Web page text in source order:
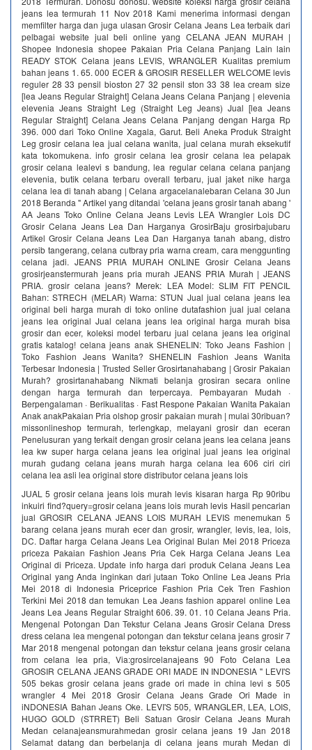
jeans lea termurah 11 Nov 2018 Kami menerima informasi dengan
memfilter harga dan juga ulasan Grosir Celana Jeans Lea terbaik dari
pelbagai website jual beli online yang CELANA JEAN MURAH |
Shopee Indonesia shopee Pakaian Pria Celana Panjang Lain lain
READY STOK Celana jeans LEVIS, WRANGLER Kualitas premium
bahan jeans 1. 65. 000 ECER & GROSIR RESELLER WELCOME levis
reguler 28 33 pensil bioston 27 32 pensil ston 33 38 lea cream size
[lea Jeans Regular Straight] Celana Jeans Celana Panjang | elevenia
elevenia Jeans Straight Leg (Straight Leg Jeans) Jual [lea Jeans
Regular Straight] Celana Jeans Celana Panjang dengan Harga Rp
396. 000 dari Toko Online Xagala, Garut. Beli Aneka Produk Straight
Leg grosir celana lea jual celana wanita, jual celana murah eksekutif
kata tokomukena. info grosir celana lea grosir celana lea pelapak
grosir celana lealevi s bandung, lea regular celana celana panjang
elevenia, butik celana terbaru overall terbaru, jual jaket nike harga
celana lea di tanah abang | Celana argacelanalebaran Celana 30 Jun
2018 Beranda " Artikel yang ditandai 'celana jeans grosir tanah abang '
AA Jeans Toko Online Celana Jeans Levis LEA Wrangler Lois DC
Grosir Celana Jeans Lea Dan Harganya GrosirBaju grosirbajubaru
Artikel Grosir Celana Jeans Lea Dan Harganya tanah abang, distro
persib tangerang, celana cutbray pria warna cream, cara menggunting
celana jadi. JEANS PRIA MURAH ONLINE Grosir Celana Jeans
grosirjeanstermurah jeans pria murah JEANS PRIA Murah | JEANS
PRIA. grosir celana jeans? Merek: LEA Model: SLIM FIT PENCIL
Bahan: STRECH (MELAR) Warna: STUN Jual jual celana jeans lea
original beli harga murah di toko online dutafashion jual jual celana
jeans lea original Jual celana jeans lea original harga murah bisa
grosir dan ecer, koleksi model terbaru jual celana jeans lea original
gratis katalog! celana jeans anak SHENELIN: Toko Jeans Fashion |
Toko Fashion Jeans Wanita? SHENELIN Fashion Jeans Wanita
Terbesar Indonesia | Trusted Seller Grosirtanahabang | Grosir Pakaian
Murah? grosirtanahabang Nikmati belanja grosiran secara online
dengan harga termurah dan terpercaya. Pembayaran Mudah ·
Berpengalaman · Berikualitas · Fast Respone Pakaian Wanita Pakaian
Anak anakPakaian Pria olshop grosir pakaian murah | mulai 30ribuan?
missonlineshop termurah, terlengkap, melayani grosir dan eceran
Penelusuran yang terkait dengan grosir celana jeans lea celana jeans
lea kw super harga celana jeans lea original jual jeans lea original
murah gudang celana jeans murah harga celana lea 606 ciri ciri
celana lea asli lea original store distributor celana jeans lois
JUAL 5 grosir celana jeans lois murah levis kisaran harga Rp 90ribu
inkuiri find?query=grosir celana jeans lois murah levis Hasil pencarian
jual GROSIR CELANA JEANS LOIS MURAH LEVIS menemukan 5
barang celana jeans murah ecer dan grosir, wrangler, levis, lea, lois,
DC. Daftar harga Celana Jeans Lea Original Bulan Mei 2018 Priceza
priceza Pakaian Fashion Jeans Pria Cek Harga Celana Jeans Lea
Original di Priceza. Update info harga dari produk Celana Jeans Lea
Original yang Anda inginkan dari jutaan Toko Online Lea Jeans Pria
Mei 2018 di Indonesia Priceprice Fashion Pria Cek Tren Fashion
Terkini Mei 2018 dan temukan Lea Jeans fashion apparel online Lea
Jeans Lea Jeans Regular Straight 606. 39. 01. 10 Celana Jeans Pria.
Mengenal Potongan Dan Tekstur Celana Jeans Grosir Celana Dress
dress celana lea mengenal potongan dan tekstur celana jeans grosir 7
Mar 2018 mengenal potongan dan tekstur celana jeans grosir celana
from celana lea pria, Via:grosircelanajeans 90 Foto Celana Lea
GROSIR CELANA JEANS GRADE ORI MADE IN INDONESIA " LEVI'S
505 bekas grosir celana jeans grade ori made in china levi s 505
wrangler 4 Mei 2018 Grosir Celana Jeans Grade Ori Made in
iNDONESIA Bahan Jeans Oke. LEVI'S 505, WRANGLER, LEA, LOIS,
HUGO GOLD (STRRET) Beli Satuan Grosir Celana Jeans Murah
Medan celanajeansmurahmedan grosir celana jeans 19 Jan 2018
Selamat datang dan berbelanja di celana jeans murah Medan di